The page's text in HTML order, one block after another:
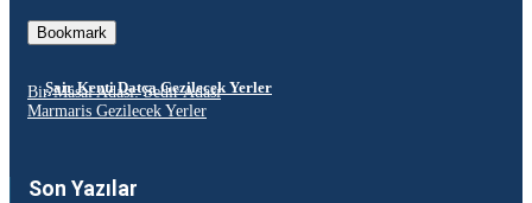
Bookmark
Şair Kenti Datça Gezilecek Yerler
Bir Masal Adası: Sedir Adası
Marmaris Gezilecek Yerler
Son Yazılar